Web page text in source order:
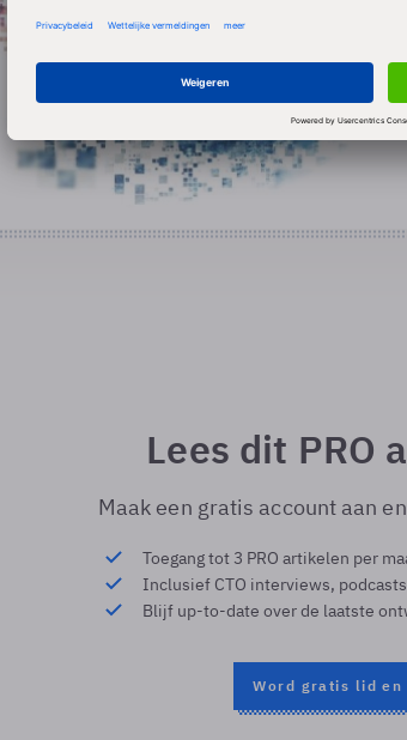
Lees dit PRO
Maak een gratis account aan
Toegang tot 3 PRO artikelen per
Inclusief CTO interviews,
Blijf up-to-date over de laatste
Word gratis lid en